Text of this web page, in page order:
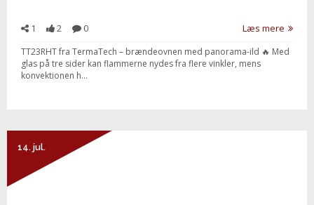
1 2 0 Læs mere
TT23RHT fra TermaTech – brændeovnen med panorama-ild 🔥 Med
glas på tre sider kan flammerne nydes fra flere vinkler, mens
konvektionen h...
14. jul.